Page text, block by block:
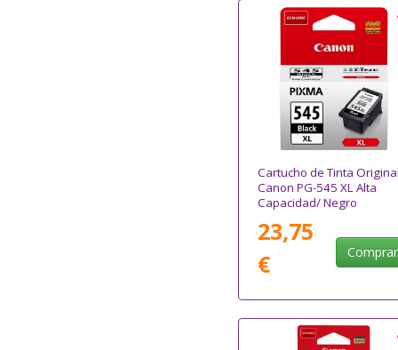
Cartucho de Tinta
Canon PG-545 XL Alta
Capacidad/ Negro
23,75
€
Comprar